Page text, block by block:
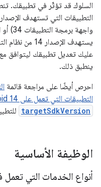
السلوك قد تؤثّر في تطبيقك.
واجهة
عليك تعديل تطبيقك ليتوافق
ينطبق ذلك.
احرص أيضًا على مراجعة قائمة
التطبيقات التي تعمل على Android 14
targetSdkVersion
الوظيفة الأساسية
أنواع الخدمات التي تعمل